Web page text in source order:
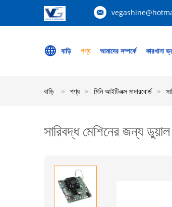
বাড়ি পণ্য আমাদের সম্পর্কে কারখানা
বাড়ি পণ্য মিনি আইটিএক্স মাদারবোর্ড
সারিবদ্ধ মেশিনের জন্য